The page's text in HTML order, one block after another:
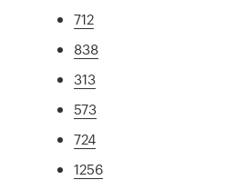
712
838
313
573
724
1256